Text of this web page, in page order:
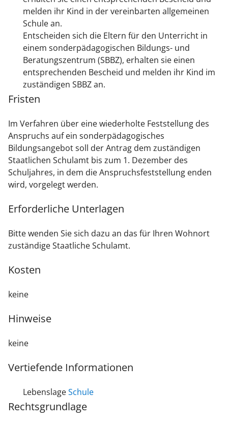
melden ihr Kind in der vereinbarten allgemeinen
Schule an.
Entscheiden sich die Eltern für den Unterricht in
einem sonderpädagogischen Bildungs- und
Beratungszentrum (SBBZ), erhalten sie einen
entsprechenden Bescheid und melden ihr Kind im
zuständigen SBBZ an.
Fristen
Im Verfahren über eine wiederholte Feststellung des
Anspruchs auf ein sonderpädagogisches
Bildungsangebot soll der Antrag dem zuständigen
Staatlichen Schulamt bis zum 1. Dezember des
Schuljahres, in dem die Anspruchsfeststellung enden
wird, vorgelegt werden.
Erforderliche Unterlagen
Bitte wenden Sie sich dazu an das für Ihren Wohnort
zuständige Staatliche Schulamt.
Kosten
keine
Hinweise
keine
Vertiefende Informationen
LebenslageSchule
Rechtsgrundlage